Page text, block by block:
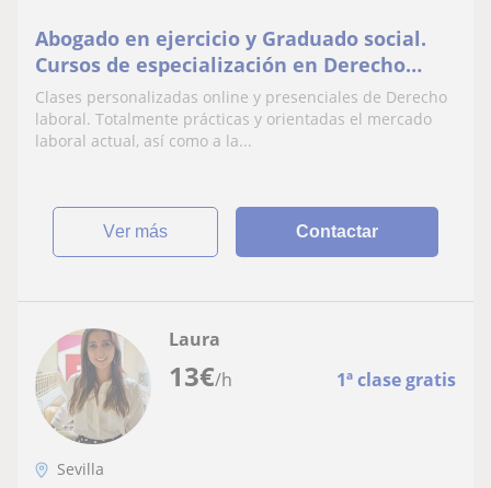
Abogado en ejercicio y Graduado social.
Cursos de especialización en Derecho
laboral. Preparación de oposiciones, etc.
Amplia experiencia docente y profesional
de mas de 25 años en el ámbito laboral.
Clases personalizadas online y presenciales de Derecho
laboral. Totalmente prácticas y orientadas el mercado
laboral actual, así como a la...
ver más Contactar
13€/h 1ª clase gratis
Laura
Sevilla